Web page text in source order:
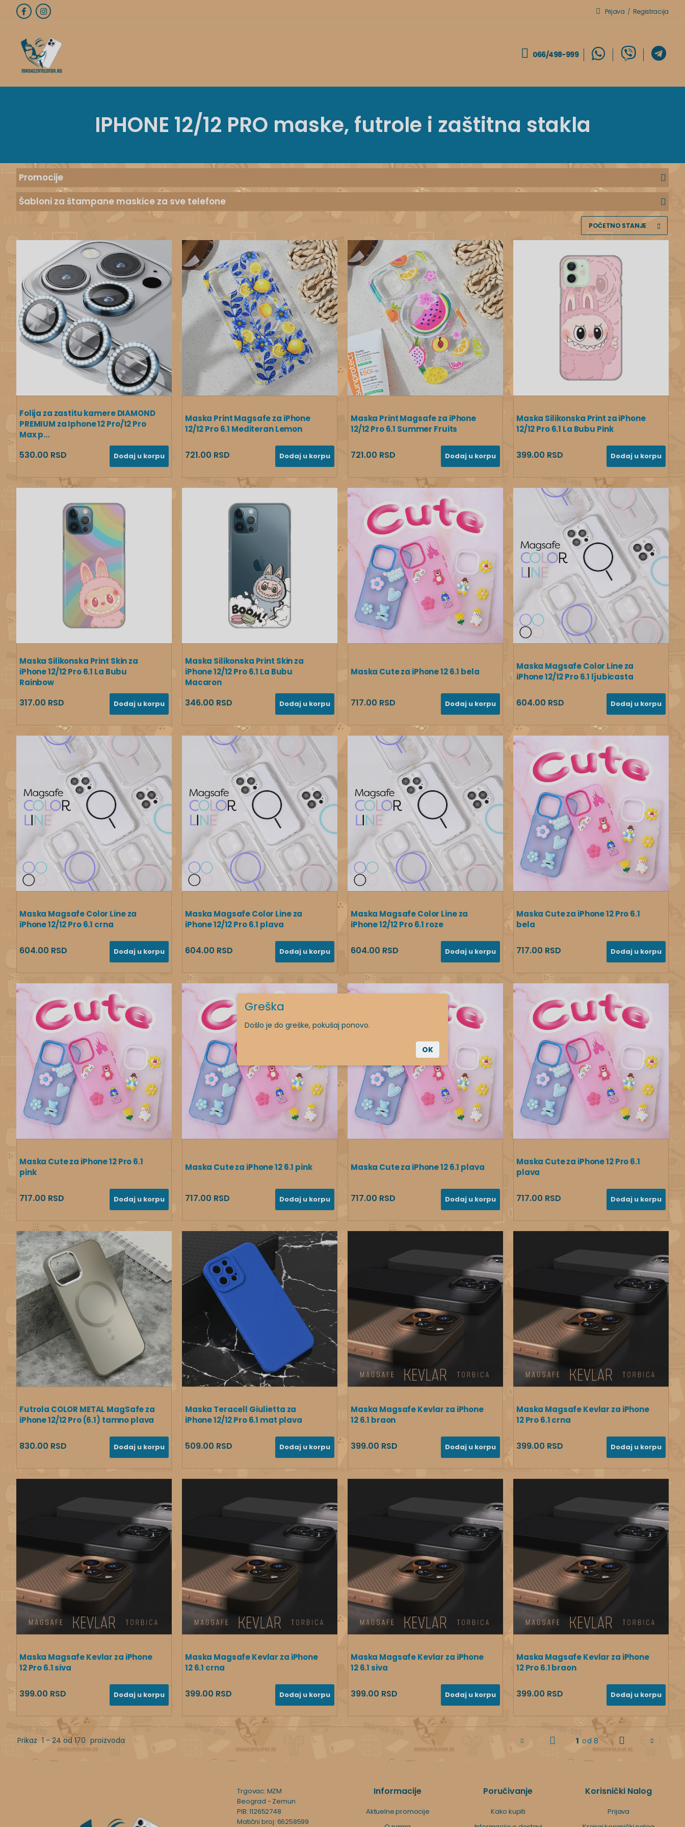
Prijava / Registracija
066/498-999
IPHONE 12/12 PRO maske, futrole i zaštitna stakla
Promocije
Šabloni za štampane maskice za sve telefone
Folija za zastitu kamere DIAMOND
PREMIUM za Iphone 12 Pro/12 Pro
Max p...
530.00 RSD Dodaj u korpu
Maska Print Magsafe za iPhone
12/12 Pro 6.1 Mediteran Lemon
721.00 RSD Dodaj u korpu
Maska Print Magsafe za iPhone
12/12 Pro 6.1 Summer Fruits
721.00 RSD Dodaj u korpu
Maska Silikonska Print za iPhone
12/12 Pro 6.1 La Bubu Pink
399.00 RSD Dodaj u korpu
Maska Silikonska Print Skin za
iPhone 12/12 Pro 6.1 La Bubu
Rainbow
317.00 RSD Dodaj u korpu
Maska Silikonska Print Skin za
iPhone 12/12 Pro 6.1 La Bubu
Macaron
346.00 RSD Dodaj u korpu
Maska Cute za iPhone 12 6.1 bela
717.00 RSD Dodaj u korpu
Maska Magsafe Color Line za
iPhone 12/12 Pro 6.1 ljubicasta
604.00 RSD Dodaj u korpu
Maska Magsafe Color Line za
iPhone 12/12 Pro 6.1 crna
604.00 RSD Dodaj u korpu
Maska Magsafe Color Line za
iPhone 12/12 Pro 6.1 plava
604.00 RSD Dodaj u korpu
Maska Magsafe Color Line za
iPhone 12/12 Pro 6.1 roze
604.00 RSD Dodaj u korpu
Maska Cute za iPhone 12 Pro 6.1
bela
717.00 RSD Dodaj u korpu
Maska Cute za iPhone 12 Pro 6.1
pink
717.00 RSD Dodaj u korpu
Maska Cute za iPhone 12 6.1 pink
717.00 RSD Dodaj u korpu
Maska Cute za iPhone 12 6.1 plava
717.00 RSD Dodaj u korpu
Maska Cute za iPhone 12 Pro 6.1
plava
717.00 RSD Dodaj u korpu
Futrola COLOR METAL MagSafe za
iPhone 12/12 Pro (6.1) tamno plava
830.00 RSD Dodaj u korpu
Maska Teracell Giulietta za
iPhone 12/12 Pro 6.1 mat plava
509.00 RSD Dodaj u korpu
Maska Magsafe Kevlar za iPhone
12 6.1 braon
399.00 RSD Dodaj u korpu
Maska Magsafe Kevlar za iPhone
12 Pro 6.1 crna
399.00 RSD Dodaj u korpu
Maska Magsafe Kevlar za iPhone
12 Pro 6.1 siva
399.00 RSD Dodaj u korpu
Maska Magsafe Kevlar za iPhone
12 6.1 crna
399.00 RSD Dodaj u korpu
Maska Magsafe Kevlar za iPhone
12 6.1 siva
399.00 RSD Dodaj u korpu
Maska Magsafe Kevlar za iPhone
12 Pro 6.1 braon
399.00 RSD Dodaj u korpu
Prikaz 1 - 24 od 170 proizvoda 1 od 8
Trgovac: MZM
Beograd - Zemun
PIB: 112652748
Matični broj: 66258599
Informacije
Aktuelne promocije
Poručivanje
Kako kupiti
Korisnički Nalog
Prijava
Greška
Došlo je do greške, pokušaj ponovo.
OK